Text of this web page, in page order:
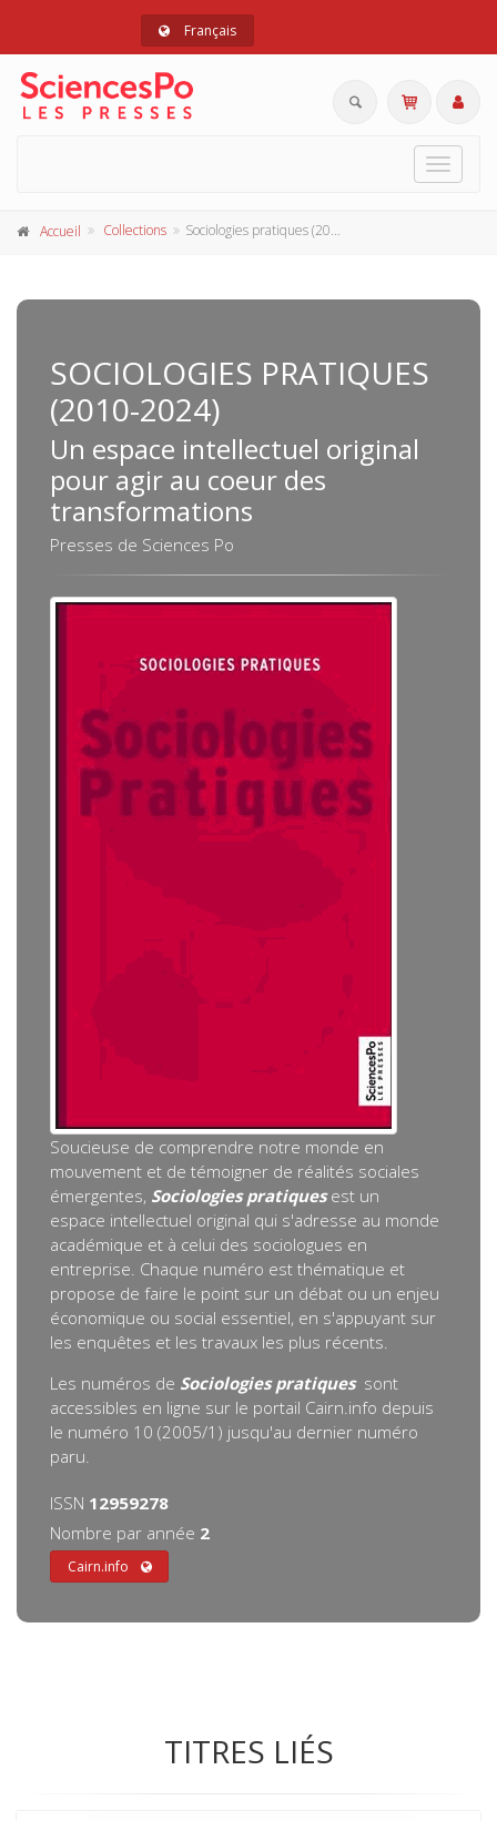
Français
Toggle
Accueil Collections Sociologies pratiques (2010-2024)
SOCIOLOGIES PRATIQUES
(2010-2024)
Un espace intellectuel original
pour agir au coeur des
transformations
Presses de Sciences Po
Soucieuse de comprendre notre monde en
mouvement et de témoigner de réalités sociales
émergentes, Sociologies pratiquesest un
espace intellectuel original qui s'adresse au monde
académique et à celui des sociologues en
entreprise. Chaque numéro est thématique et
propose de faire le point sur un débat ou un enjeu
économique ou social essentiel, en s'appuyant sur
les enquêtes et les travaux les plus récents.
Les numéros de Sociologies pratiques sont
accessibles en ligne sur le portail Cairn.info depuis
le numéro 10 (2005/1) jusqu'au dernier numéro
paru.
ISSN 12959278
Nombre par année 2
Cairn.info
TITRES LIÉS